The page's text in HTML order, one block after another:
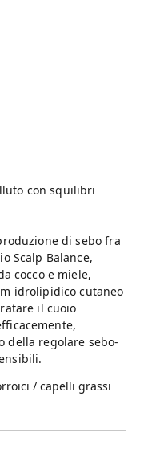
con squilibri
di sebo fra
Scalp Balance,
cocco e miele,
idrolipidico cutaneo
il cuoio
della regolare sebo-
/ capelli grassi